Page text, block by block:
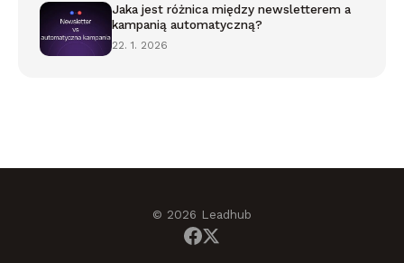
Jaka jest różnica między newsletterem a
kampanią automatyczną?
22. 1. 2026
© 2026 Leadhub